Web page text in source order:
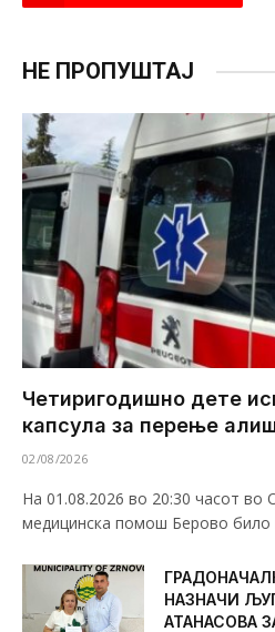
НЕ ПРОПУШТАЈ
Четиригодишно дете
капсула за перење
02/08/2026
На 01.08.2026 во 20:30 часот
медицинска помош Берово било
НАЗНАЧИ
АТАНАСОВА